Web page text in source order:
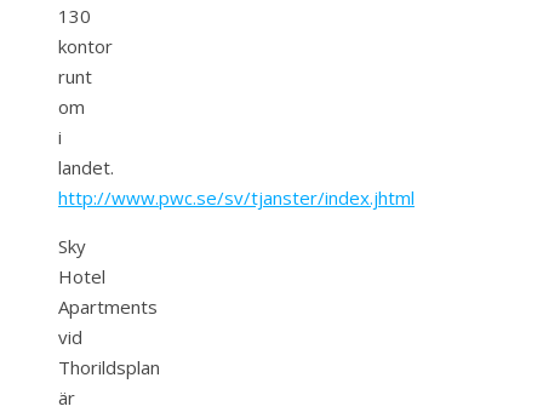
130
kontor
runt
om
i
landet.
http://www.pwc.se/sv/tjanster/index.jhtml
Sky
Hotel
Apartments
vid
Thorildsplan
är